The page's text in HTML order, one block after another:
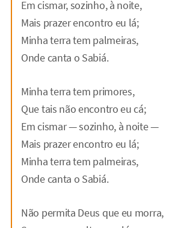
Em cismar, sozinho, à noite,
Mais prazer encontro eu lá;
Minha terra tem palmeiras,
Onde canta o Sabiá.
Minha terra tem primores,
Que tais não encontro eu cá;
Em cismar — sozinho, à noite —
Mais prazer encontro eu lá;
Minha terra tem palmeiras,
Onde canta o Sabiá.
Não permita Deus que eu morra,